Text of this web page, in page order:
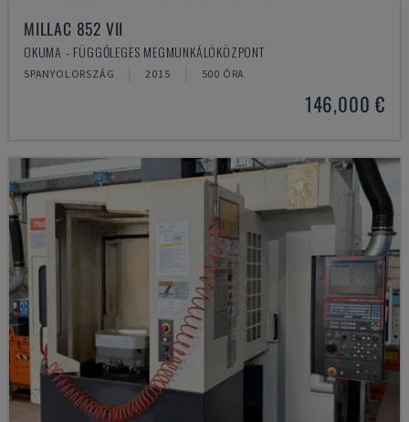
MILLAC 852 VII
OKUMA - FÜGGŐLEGES MEGMUNKÁLÓKÖZPONT
SPANYOLORSZÁG 2015 500 ÓRA
146,000 €